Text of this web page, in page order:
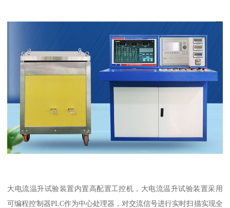
大电流温升试验装置内置高配置工控机，大电流温升试验装置采用
可编程控制器PLC作为中心处理器，对交流信号进行实时扫描实现全